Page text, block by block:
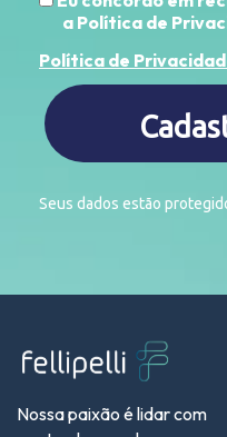
a Política de
Política de
Seus dados estão
Nossa paixão é lidar com